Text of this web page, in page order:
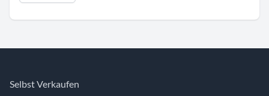
Selbst Verkaufen